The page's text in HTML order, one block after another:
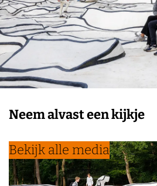
Neem alvast een kijkje
Bekijk alle media